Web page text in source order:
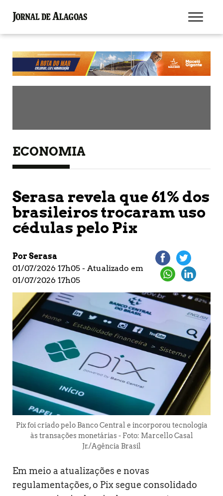
ECONOMIA
Serasa revela que 61% dos
brasileiros trocaram uso
cédulas pelo Pix
Por Serasa
01/07/2026 17h05 - Atualizado em
01/07/2026 17h05
Pix foi criado pelo Banco Central e incorporou tecnologia
às transações monetárias - Foto: Marcello Casal
Jr./Agência Brasil
Em meio a atualizações e novas
regulamentações, o Pix segue consolidado